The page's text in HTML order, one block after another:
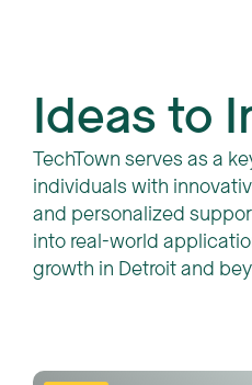
Ideas to
TechTown serves as a
individuals with
and personalized
into real-world
growth in Detroit and